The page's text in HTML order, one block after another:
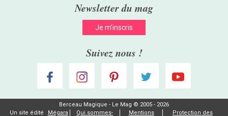
Newsletter du mag
Je m’inscris
Suivez nous !
Berceau Magique - Le Mag © 2005 - 2026
Un site édité
Mégara Qui sommes- Mentions Protection des